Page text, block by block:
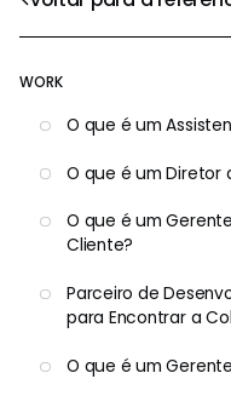
WORK
O que é um
O que é um Diretor
O que é um
Cliente?
Parceiro de
para Encontrar a
O que é um